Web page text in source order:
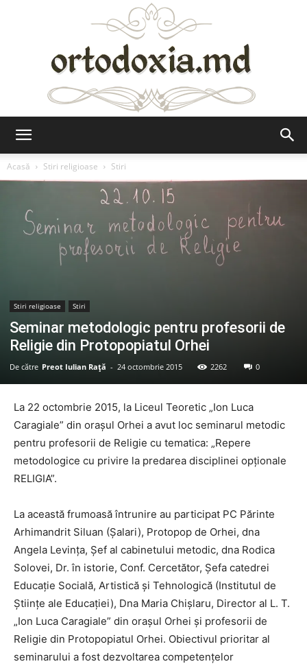
Acasă
Stiri religioase Stiri
Stiri religioase Stiri
Seminar metodologic pentru profesorii de
Religie din Protopopiatul Orhei
De către Preot Iulian Raţă - 24 octombrie 2015 2262 0
La 22 octombrie 2015, la Liceul Teoretic „Ion Luca
Caragiale” din orașul Orhei a avut loc seminarul metodic
pentru profesorii de Religie cu tematica: „Repere
metodologice cu privire la predarea disciplinei opționale
RELIGIA”.
La această frumoasă întrunire au participat PC Părinte
Arhimandrit Siluan (Șalari), Protopop de Orhei, dna
Angela Levința, Șef al cabinetului metodic, dna Rodica
Solovei, Dr. în istorie, Conf. Cercetător, Șefa catedrei
Educație Socială, Artistică și Tehnologică (Institutul de
Științe ale Educației), Dna Maria Chișlaru, Director al L. T.
„Ion Luca Caragiale” din orașul Orhei și profesorii de
Religie din Protopopiatul Orhei. Obiectivul prioritar al
seminarului a fost dezvoltarea competențelor